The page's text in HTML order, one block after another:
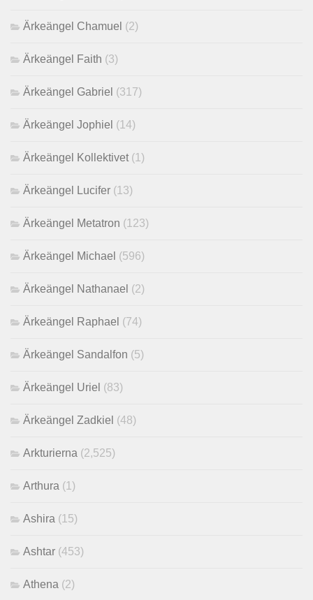
Ärkeängel Chamuel (2)
Ärkeängel Faith (3)
Ärkeängel Gabriel (317)
Ärkeängel Jophiel (14)
Ärkeängel Kollektivet (1)
Ärkeängel Lucifer (13)
Ärkeängel Metatron (123)
Ärkeängel Michael (596)
Ärkeängel Nathanael (2)
Ärkeängel Raphael (74)
Ärkeängel Sandalfon (5)
Ärkeängel Uriel (83)
Ärkeängel Zadkiel (48)
Arkturierna (2,525)
Arthura (1)
Ashira (15)
Ashtar (453)
Athena (2)